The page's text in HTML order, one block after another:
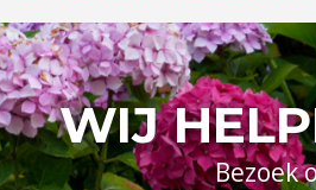
WIJ
Bezoek